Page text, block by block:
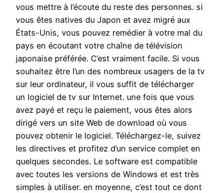
vous mettre à l’écoute du reste des personnes. si
vous êtes natives du Japon et avez migré aux
États-Unis, vous pouvez remédier à votre mal du
pays en écoutant votre chaîne de télévision
japonaise préférée. C’est vraiment facile. Si vous
souhaitez être l’un des nombreux usagers de la tv
sur leur ordinateur, il vous suffit de télécharger
un logiciel de tv sur Internet. une fois que vous
avez payé et reçu le paiement, vous êtes alors
dirigé vers un site Web de download où vous
pouvez obtenir le logiciel. Téléchargez-le, suivez
les directives et profitez d’un service complet en
quelques secondes. Le software est compatible
avec toutes les versions de Windows et est très
simples à utiliser. en moyenne, c’est tout ce dont